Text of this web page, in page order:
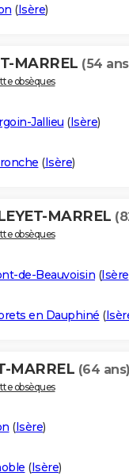
(Isère)
MARREL (54
obsèques
Jallieu (Isère)
(Isère)
MARREL
obsèques
de-Beauvoisin (Isère
en Dauphiné (
MARREL (64 ans)
obsèques
(Isère)
(Isère)